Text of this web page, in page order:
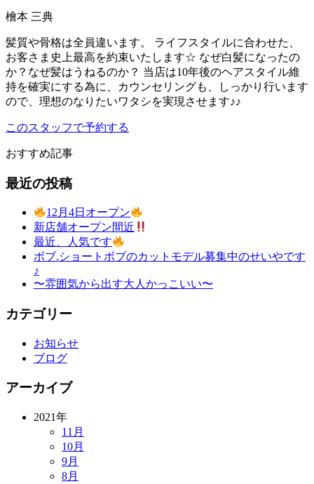
檜本 三典
髪質や骨格は全員違います。 ライフスタイルに合わせた、
お客さま史上最高を約束いたします☆ なぜ白髪になったの
か？なぜ髪はうねるのか？ 当店は10年後のヘアスタイル維
持を確実にする為に、カウンセリングも、しっかり行います
ので、理想のなりたいワタシを実現させます♪♪
このスタッフで予約する
おすすめ記事
最近の投稿
12月4日オープン
新店舗オープン間近
最近、人気です
ボブ.ショートボブのカットモデル募集中のせいやです
♪
〜雰囲気から出す大人かっこいい〜
カテゴリー
お知らせ
ブログ
アーカイブ
2021年
11月
10月
9月
8月